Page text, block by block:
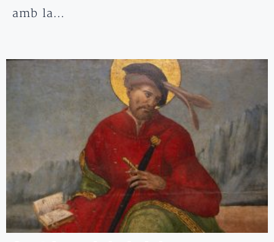
amb la…